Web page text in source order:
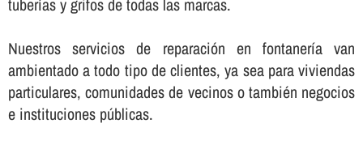
tuberí­as y grifos de todas las marcas.
Nuestros servicios de reparación en fontanerí­a van
ambientado a todo tipo de clientes, ya sea para viviendas
particulares, comunidades de vecinos o también negocios
e instituciones públicas.